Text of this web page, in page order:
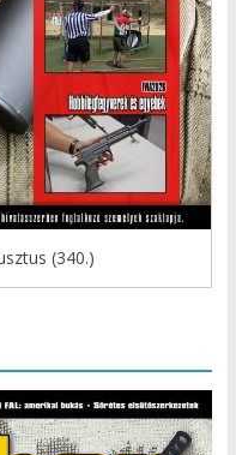
(340.)